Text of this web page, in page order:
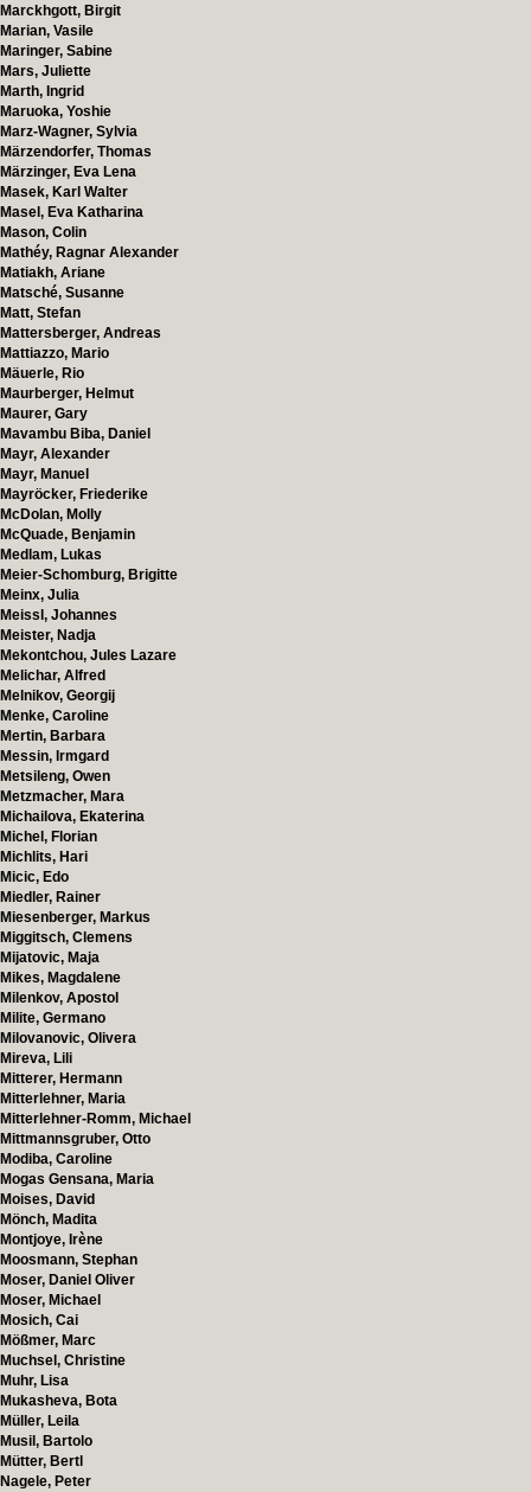
Marckhgott, Birgit
Marian, Vasile
Maringer, Sabine
Mars, Juliette
Marth, Ingrid
Maruoka, Yoshie
Marz-Wagner, Sylvia
Märzendorfer, Thomas
Märzinger, Eva Lena
Masek, Karl Walter
Masel, Eva Katharina
Mason, Colin
Mathéy, Ragnar Alexander
Matiakh, Ariane
Matsché, Susanne
Matt, Stefan
Mattersberger, Andreas
Mattiazzo, Mario
Mäuerle, Rio
Maurberger, Helmut
Maurer, Gary
Mavambu Biba, Daniel
Mayr, Alexander
Mayr, Manuel
Mayröcker, Friederike
McDolan, Molly
McQuade, Benjamin
Medlam, Lukas
Meier-Schomburg, Brigitte
Meinx, Julia
Meissl, Johannes
Meister, Nadja
Mekontchou, Jules Lazare
Melichar, Alfred
Melnikov, Georgij
Menke, Caroline
Mertin, Barbara
Messin, Irmgard
Metsileng, Owen
Metzmacher, Mara
Michailova, Ekaterina
Michel, Florian
Michlits, Hari
Micic, Edo
Miedler, Rainer
Miesenberger, Markus
Miggitsch, Clemens
Mijatovic, Maja
Mikes, Magdalene
Milenkov, Apostol
Milite, Germano
Milovanovic, Olivera
Mireva, Lili
Mitterer, Hermann
Mitterlehner, Maria
Mitterlehner-Romm, Michael
Mittmannsgruber, Otto
Modiba, Caroline
Mogas Gensana, Maria
Moises, David
Mönch, Madita
Montjoye, Irène
Moosmann, Stephan
Moser, Daniel Oliver
Moser, Michael
Mosich, Cai
Mößmer, Marc
Muchsel, Christine
Muhr, Lisa
Mukasheva, Bota
Müller, Leila
Musil, Bartolo
Mütter, Bertl
Nagele, Peter